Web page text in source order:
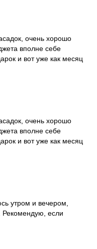
очень хорошо
вполне себе
и вот уже как месяц
очень хорошо
вполне себе
и вот уже как месяц
утром и вечером,
если